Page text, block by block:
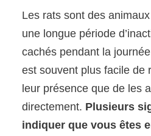
Les rats sont des
une longue période
cachés pendant la
est souvent plus facile de
leur présence que de les
directement. Plusieurs
indiquer que vous êtes